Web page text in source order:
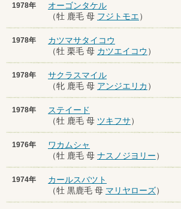
1978年
オーゴンタケル
（牡 鹿毛 母 フジトモエ）
1978年
カツマサタイコウ
（牡 栗毛 母 カツエイコウ ）
1978年
サクラスマイル
（牝 鹿毛 母 アンジエリカ ）
1978年
ステイード
（牡 鹿毛 母 ツキフサ）
1976年
ワカムシャ
（牡 鹿毛 母 ナスノジヨリー）
1974年
カールスバツト
（牡 黒鹿毛 母 マリヤローズ）